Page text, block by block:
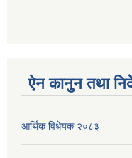
ऐन कानुन तथा
आर्थिक विधेयक २०८३